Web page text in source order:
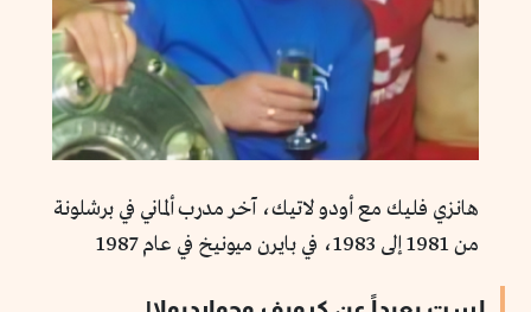
هانزي فليك مع أودو لاتيك، آخر مدرب ألماني في برشلونة
من 1981 إلى 1983، في بايرن ميونيخ في عام 1987